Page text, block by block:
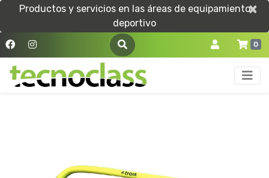
Productos y servicios en las áreas de equipamiento
deportivo
×
×
0